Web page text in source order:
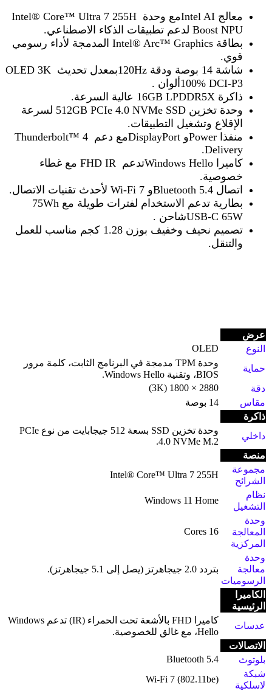
معالج Intel® Core™ Ultra 7 255H مع وحدةIntel AI
Boost NPU لدعم تطبيقات الذكاء الاصطناعي.
بطاقة Intel® Arc™ Graphics المدمجة لأداء رسومي
قوي.
شاشة 14 بوصة بمعدل تحديث120Hz ودقة
ألوان100% DCI-P3.
ذاكرة 16GB LPDDR5X عالية السرعة.
وحدة تخزين 512GB PCIe 4.0 NVMe SSD لسرعة
الإقلاع وتشغيل التطبيقات.
منفذا
Thunderbolt™ 4 مع دعمDisplayPort وPower
Delivery.
كاميرا
FHD IR تدعمWindows Hello
مع غطاء
خصوصية.
اتصال
Wi-Fi 7 وBluetooth 5.4 لأحدث تقنيات الاتصال.
بطارية
75Wh تدعم الاستخدام لفترات طويلة مع
شاحنUSB-C 65W.
تصميم نحيف وخفيف بوزن 1.28 كجم مناسب للعمل
والتنقل.
عرض
النوع
OLED
حماية
وحدة TPM مدمجة في البرنامج الثابت، كلمة مرور
BIOS، وتقنية Windows Hello.
دقة
2880 × 1800 (3K)
مقاس
14 بوصة
ذاكرة
داخلي
وحدة تخزين SSD بسعة 512 جيجابايت من نوع PCIe
4.0 NVMe M.2.
منصة
مجموعة
الشرائح
Intel® Core™ Ultra 7 255H
نظام
التشغيل
Windows 11 Home
وحدة
المعالجة
المركزية
16 Cores
وحدة
معالجة
الرسوميات
بتردد 2.0 جيجاهرتز (يصل إلى 5.1 جيجاهرتز).
الكاميرا
الرئيسية
عدسات
كاميرا FHD بالأشعة تحت الحمراء (IR) تدعم Windows
Hello، مع غالق للخصوصية.
الاتصالات
بلوتوث
Bluetooth 5.4
شبكة
لاسلكية
Wi-Fi 7 (802.11be)